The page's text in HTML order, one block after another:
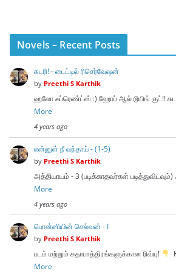
Novels – Recent Posts
சுடரி! - டைட்டில் ரிசெர்வேஷன்
by Preethi S Karthik
ஹலோ ஃப்ரெண்ட்ஸ் :) ஹோப் ஆல் டூயிங் குட்!!
More
4 years ago
என்னுள் நீ வந்தாய் - (1-5)
by Preethi S Karthik
அத்தியாயம் - 3 (படிக்காதவர்கள்
More
4 years ago
பொன்னியின் செல்வன் - I
by Preethi S Karthik
படம் மற்றும் கதாபாத்திரங்களுக்கான ரிவ்யு!
More